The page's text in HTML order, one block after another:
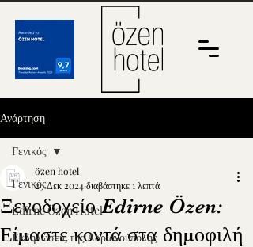
Ανάρτηση
Γενικός
Edirne Özen Hotel
Εκδηλώσεις της Αδριανούπολης
Γενικός
Ξενοδοχείο Edirne Özen:
Είμαστε κοντά στα δημοφιλή
özen hotel
29 Δεκ 2024διαβάστηκε 1 λεπτά